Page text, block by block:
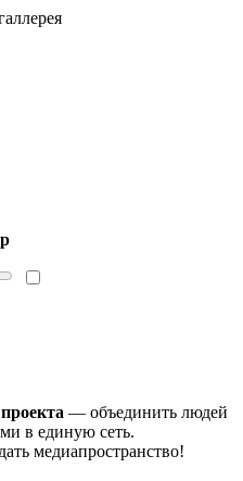
— объединить людей
в единую сеть.
медиапространство!